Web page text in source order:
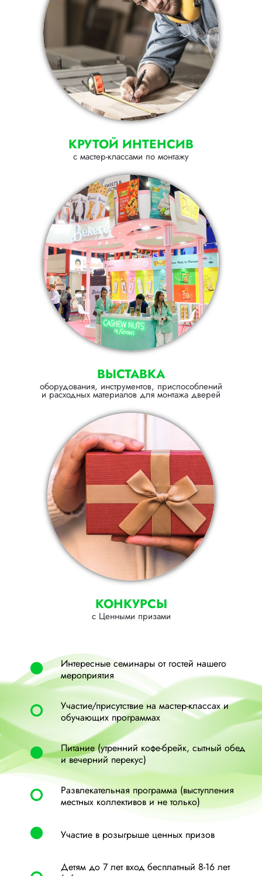
КРУТОЙ ИНТЕНСИВ
с мастер-классами по монтажу
ВЫСТАВКА
оборудования, инструментов, приспособлений
и расходных материалов для монтажа дверей
КОНКУРСЫ
с Ценными призами
Интересные семинары от гостей нашего
мероприятия
Участие/присутствие на мастер-классах и
обучающих программах
Питание (утренний кофе-брейк, сытный обед
и вечерний перекус)
Развлекательная программа (выступления
местных коллективов и не только)
Участие в розыгрыше ценных призов
Детям до 7 лет вход бесплатный 8-16 лет